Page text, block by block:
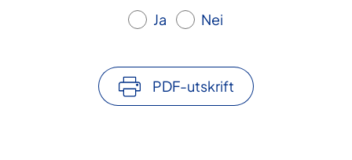
Ja Nei
PDF-utskrift